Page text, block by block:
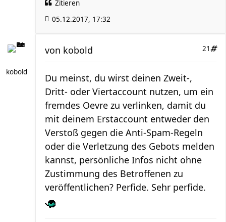
Zitieren
05.12.2017, 17:32
kobold
21
von kobold
Du meinst, du wirst deinen Zweit-,
Dritt- oder Viertaccount nutzen, um ein
fremdes Oevre zu verlinken, damit du
mit deinem Erstaccount entweder den
Verstoß gegen die Anti-Spam-Regeln
oder die Verletzung des Gebots melden
kannst, persönliche Infos nicht ohne
Zustimmung des Betroffenen zu
veröffentlichen? Perfide. Sehr perfide.